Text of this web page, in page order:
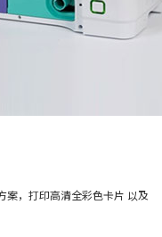
案，打印高清全彩色卡片 以及